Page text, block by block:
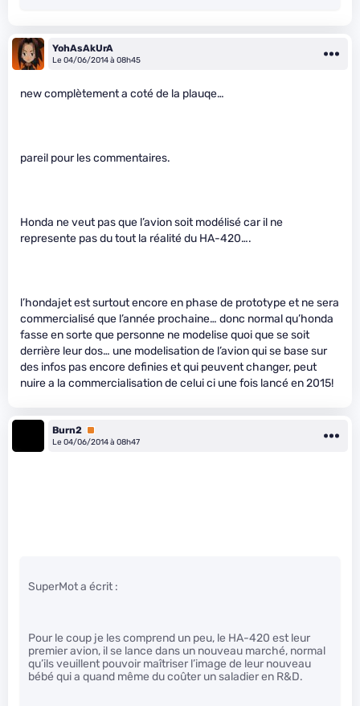
YohAsAkUrA
Le 04/06/2014 à 08h45
new complètement a coté de la plauqe…
pareil pour les commentaires.
Honda ne veut pas que l’avion soit modélisé car il ne
represente pas du tout la réalité du HA-420….
l’hondajet est surtout encore en phase de prototype et ne sera
commercialisé que l’année prochaine… donc normal qu’honda
fasse en sorte que personne ne modelise quoi que se soit
derrière leur dos… une modelisation de l’avion qui se base sur
des infos pas encore definies et qui peuvent changer, peut
nuire a la commercialisation de celui ci une fois lancé en 2015!
Burn2 Premium
Le 04/06/2014 à 08h47
SuperMot a écrit :
Pour le coup je les comprend un peu, le HA-420 est leur
premier avion, il se lance dans un nouveau marché, normal
qu’ils veuillent pouvoir maîtriser l’image de leur nouveau
bébé qui a quand même du coûter un saladier en R&D.